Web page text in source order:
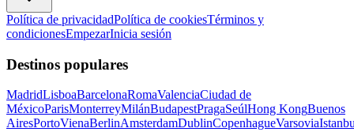
Política de privacidadPolítica de cookiesTérminos y
condicionesEmpezarInicia sesión
Destinos populares
MadridLisboaBarcelonaRomaValenciaCiudad de
MéxicoParisMonterreyMilánBudapestPragaSeúlHong KongBuenos
AiresPortoVienaBerlinAmsterdamDublinCopenhagueVarsovia